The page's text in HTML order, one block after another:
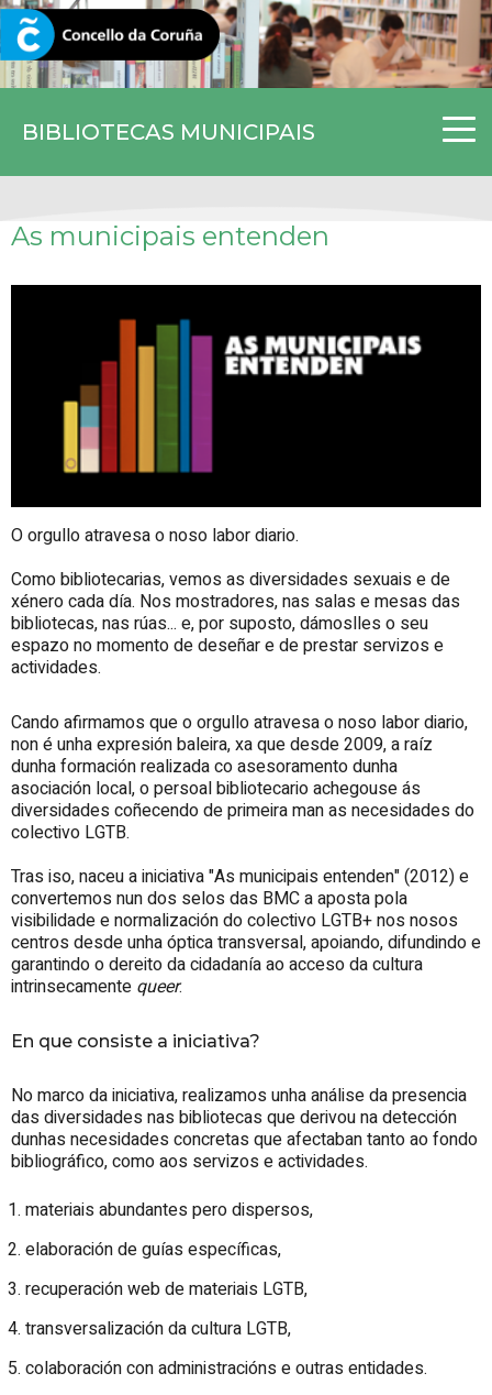
BIBLIOTECAS MUNICIPAIS
CORUNA.GAL
As municipais entenden
O orgullo atravesa o noso labor diario.
Como bibliotecarias, vemos as diversidades sexuais e de
xénero cada día. Nos mostradores, nas salas e mesas das
bibliotecas, nas rúas... e, por suposto, dámoslles o seu
espazo no momento de deseñar e de prestar servizos e
actividades.
Cando afirmamos que o orgullo atravesa o noso labor diario,
non é unha expresión baleira, xa que desde 2009, a raíz
dunha formación realizada co asesoramento dunha
asociación local, o persoal bibliotecario achegouse ás
diversidades coñecendo de primeira man as necesidades do
colectivo LGTB.
Tras iso, naceu a iniciativa "As municipais entenden" (2012) e
convertemos nun dos selos das BMC a aposta pola
visibilidade e normalización do colectivo LGTB+ nos nosos
centros desde unha óptica transversal, apoiando, difundindo e
garantindo o dereito da cidadanía ao acceso da cultura
intrinsecamente queer.
En que consiste a iniciativa?
No marco da iniciativa, realizamos unha análise da presencia
das diversidades nas bibliotecas que derivou na detección
dunhas necesidades concretas que afectaban tanto ao fondo
bibliográfico, como aos servizos e actividades.
materiais abundantes pero dispersos,
elaboración de guías específicas,
recuperación web de materiais LGTB,
transversalización da cultura LGTB,
colaboración con administracións e outras entidades.